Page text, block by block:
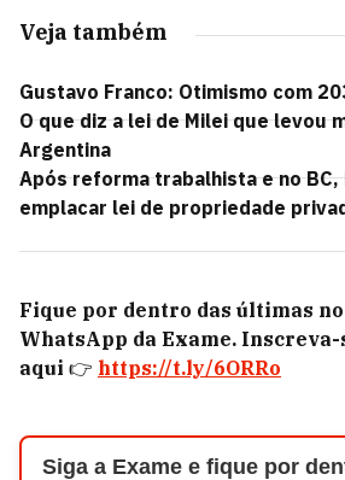
Veja também
Gustavo Franco: Otimismo com
O que diz a lei de Milei que levou
Argentina
Após reforma trabalhista e no
emplacar lei de propriedade
Fique por dentro das últimas
WhatsApp da Exame. Inscreva-
aqui 👉 https://t.ly/6ORRo
Siga a Exame e fique por